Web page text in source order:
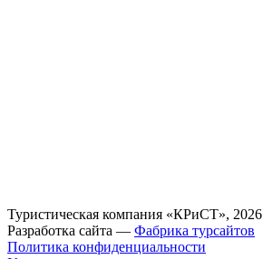
Туристическая компания «КРиСТ», 2026
Разработка сайта — Фабрика турсайтов
Политика конфиденциальности